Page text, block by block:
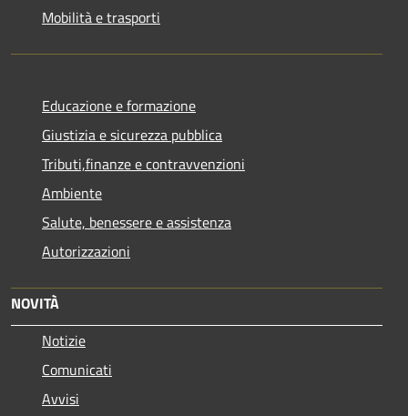
Mobilità e trasporti
Educazione e formazione
Giustizia e sicurezza pubblica
Tributi,finanze e contravvenzioni
Ambiente
Salute, benessere e assistenza
Autorizzazioni
NOVITÀ
Notizie
Comunicati
Avvisi